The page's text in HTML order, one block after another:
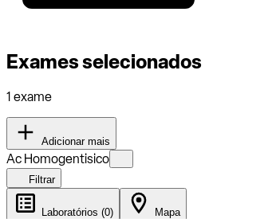
Exames selecionados
1 exame
Adicionar mais
Ac Homogentisico
Filtrar
Laboratórios (0) Mapa